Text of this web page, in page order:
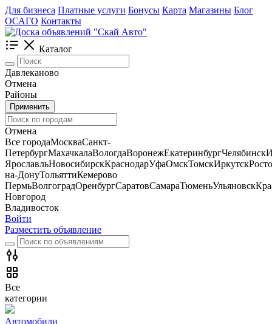
Для бизнеса Платные услуги Бонусы Карта Магазины Блог
ОСАГО Контакты
Каталог
Давлеканово
Отмена
Районы
Применить
Отмена
Все городаМоскваСанкт-
ПетербургМахачкалаВологдаВоронежЕкатеринбургЧелябинск
ЯрославльНовосибирскКраснодарУфаОмскТомскИркутск
на-ДонуТольяттиКемерово
ПермьВолгоградОренбургСаратовСамараТюменьУльяновск
Новгород
Владивосток
Войти
Разместить объявление
Все
категории
Автомобили